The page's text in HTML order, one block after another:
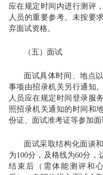
应在规定时间内进行测评
人员的重要参考。未按要
弃面试资格。
（五）面试
面试具体时间、地点
事项由招录机关另行通知
人员应在规定时间登录服
照招录机关通知的时间和
份证、面试准考证等参加面
面试采取结构化面谈
为100分，及格线为60分，
结束后（需体能测评和